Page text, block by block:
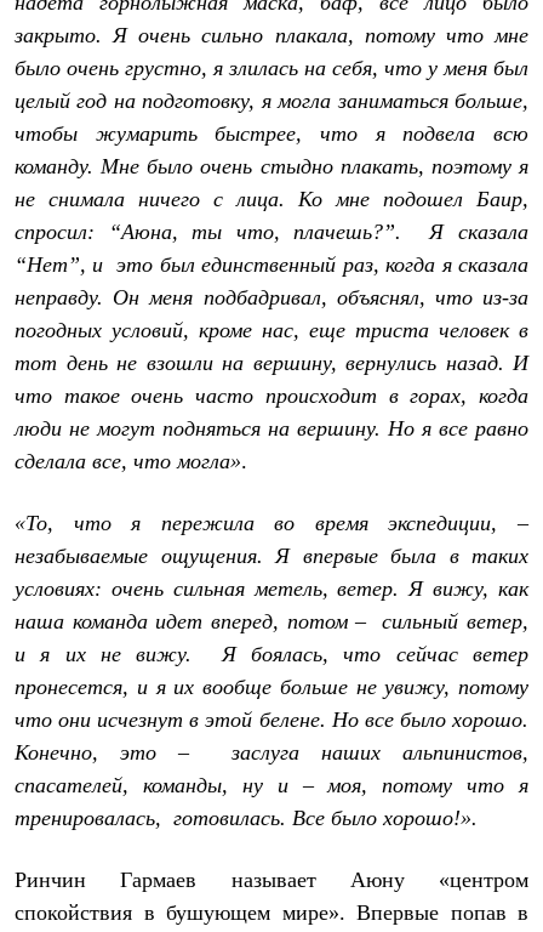
Баулы
Кошельки
Сумки
Гермомешки
Полезные аксессуары
Еда
Коврики
Женская обувь
Сапоги
Ботинки
Мужская обувь
Ботинки
Кроссовки
Гамаши и бахилы
Гамаши
Бахилы
Тапочки и чуни
Тапочки
Уход за обувью
Аксессуары
Головные уборы
Шапки
Балаклавы и маски
Кепки и бейсболки
Повязки
Панамы
Перчатки и рукавицы
Перчатки
Рукавицы
Носки
Полезные аксессуары
Брелки
Шевроны
закрыто. Я очень сильно плакала, потому что мне
было очень грустно, я злилась на себя, что у меня был
целый год на подготовку, я могла заниматься больше,
чтобы жумарить быстрее, что я подвела всю
команду. Мне было очень стыдно плакать, поэтому я
не снимала ничего с лица. Ко мне подошел Баир,
спросил: “Аюна, ты что, плачешь?”. Я сказала
“Нет”, и это был единственный раз, когда я сказала
неправду. Он меня подбадривал, объяснял, что из-за
погодных условий, кроме нас, еще триста человек в
тот день не взошли на вершину, вернулись назад. И
что такое очень часто происходит в горах, когда
люди не могут подняться на вершину. Но я все равно
сделала все, что могла».
«То, что я пережила во время экспедиции, –
незабываемые ощущения. Я впервые была в таких
условиях: очень сильная метель, ветер. Я вижу, как
наша команда идет вперед, потом – сильный ветер,
и я их не вижу. Я боялась, что сейчас ветер
пронесется, и я их вообще больше не увижу, потому
что они исчезнут в этой белене. Но все было хорошо.
Конечно, это – заслуга наших альпинистов,
спасателей, команды, ну и – моя, потому что я
тренировалась, готовилась. Все было хорошо!».
Ринчин Гармаев называет Аюну «центром
спокойствия в бушующем мире». Впервые попав в